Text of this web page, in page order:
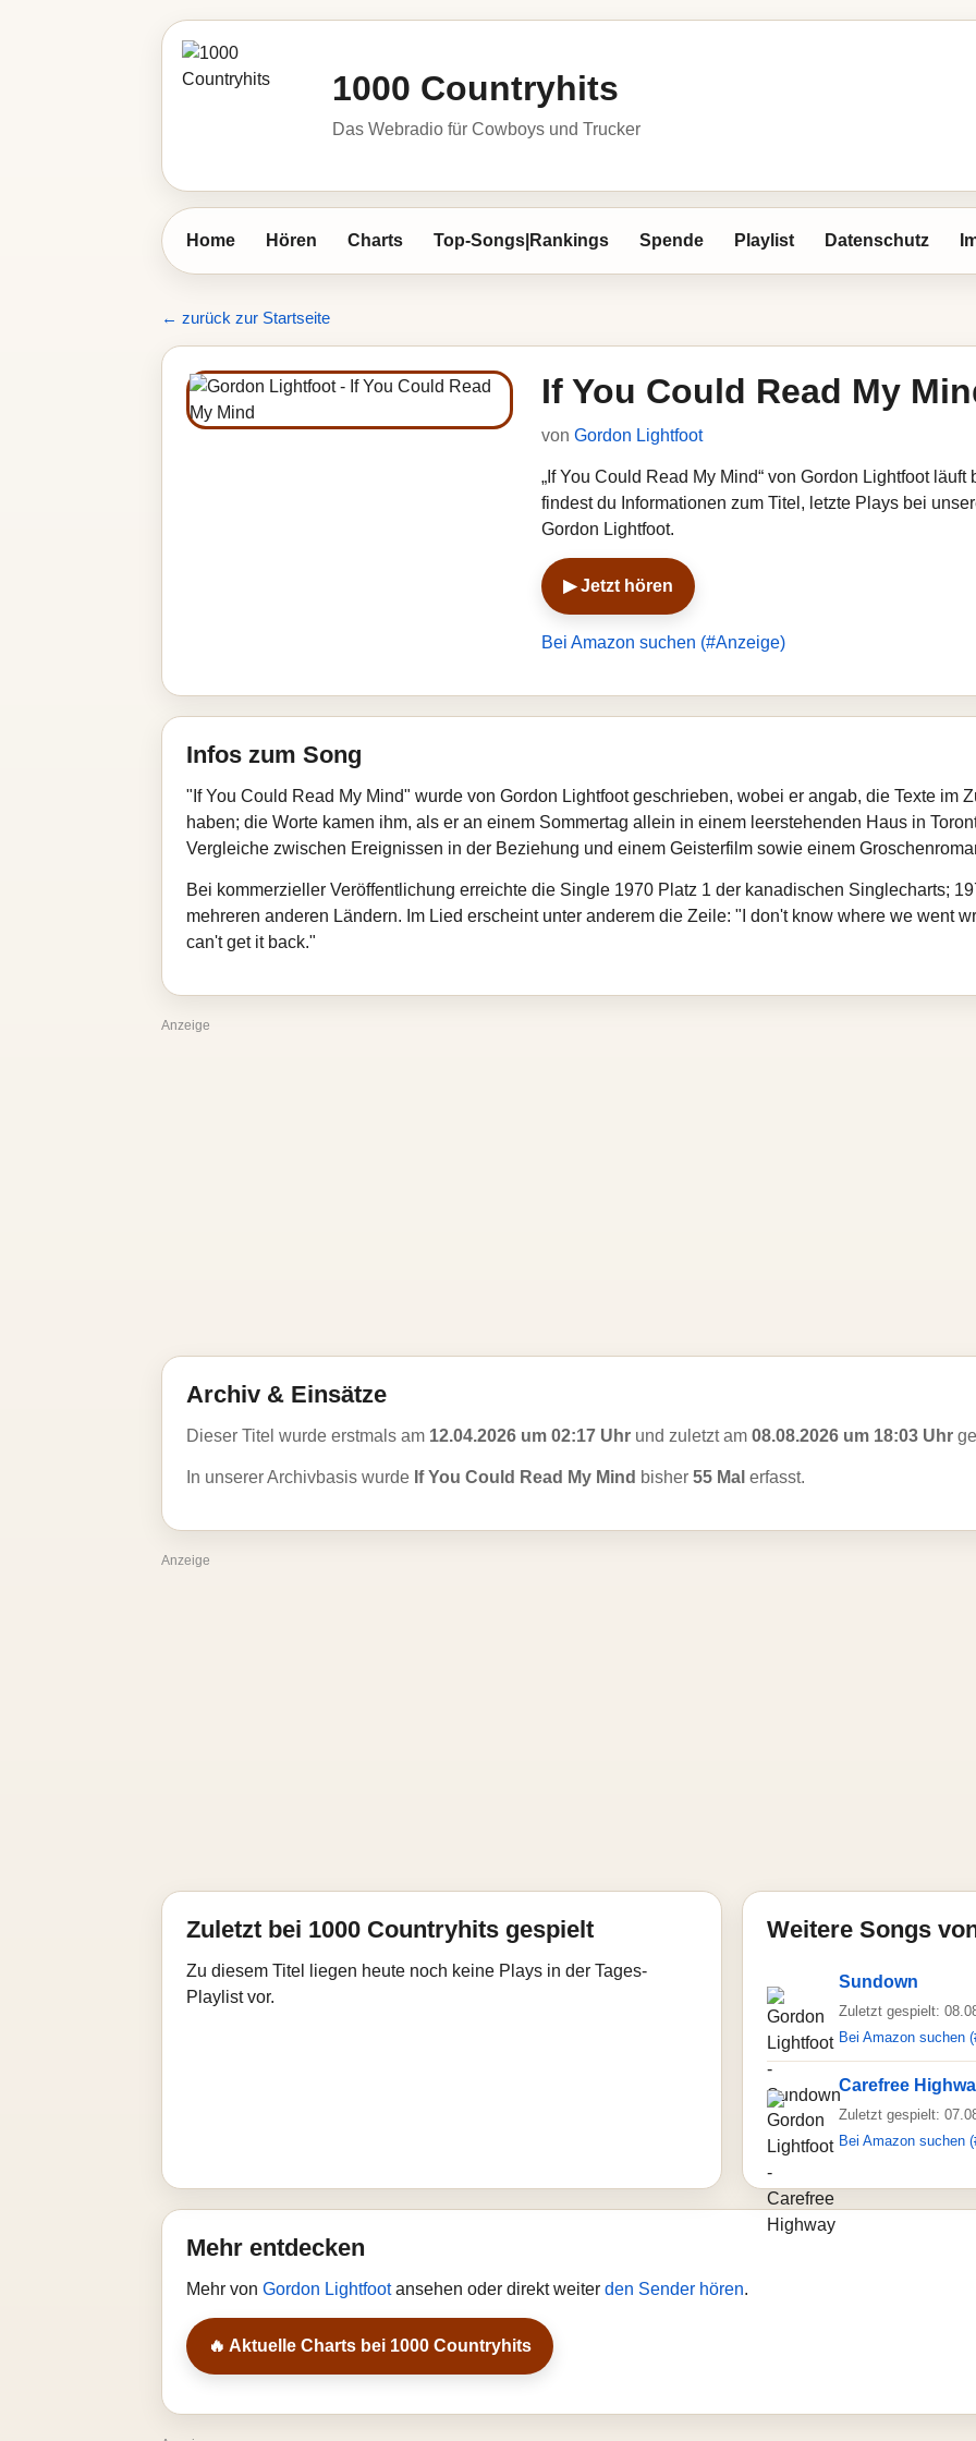
1000 Countryhits
Das Webradio für Cowboys und Trucker
Home Hören Charts Top-Songs|Rankings Spende Playlist Datenschutz
← zurück zur Startseite
If You Could Read My
von Gordon Lightfoot
„If You Could Read My Mind“ von Gordon Lightfoot
findest du Informationen zum Titel, letzte Plays bei
Gordon Lightfoot.
▶ Jetzt hören
Bei Amazon suchen (#Anzeige)
Infos zum Song
"If You Could Read My Mind" wurde von Gordon Lightfoot geschrieben, wobei er angab, die Texte im
haben; die Worte kamen ihm, als er an einem Sommertag allein in einem leerstehenden Haus in
Vergleiche zwischen Ereignissen in der Beziehung und einem Geisterfilm sowie einem
Bei kommerzieller Veröffentlichung erreichte die Single 1970 Platz 1 der kanadischen Singlecharts;
mehreren anderen Ländern. Im Lied erscheint unter anderem die Zeile: "I don't know where we went
can't get it back."
Anzeige
Archiv & Einsätze
Dieser Titel wurde erstmals am 12.04.2026 um 02:17 Uhr und zuletzt am 08.08.2026 um 18:03 Uhr
In unserer Archivbasis wurde If You Could Read My Mind bisher 55 Mal erfasst.
Anzeige
Zuletzt bei 1000 Countryhits gespielt
Zu diesem Titel liegen heute noch keine Plays in der Tages-
Playlist vor.
Weitere Songs
Sundown
Zuletzt gespielt:
Bei Amazon suchen
Carefree
Zuletzt gespielt:
Bei Amazon suchen
Mehr entdecken
Mehr von Gordon Lightfootansehen oder direkt weiter den Sender hören.
🔥 Aktuelle Charts bei 1000 Countryhits